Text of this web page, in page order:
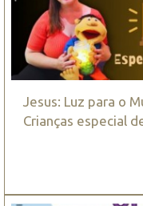
Jesus: Luz para o
Crianças especial